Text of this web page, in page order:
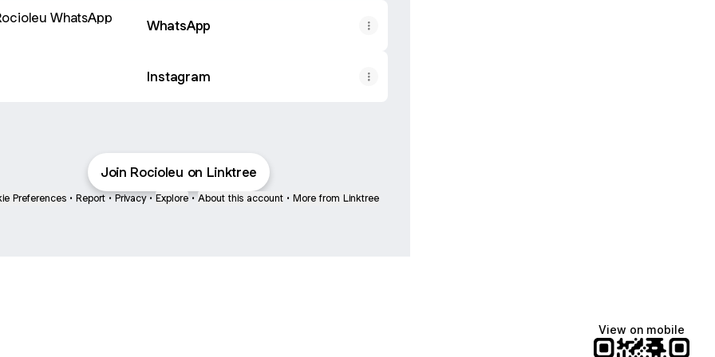
WhatsApp
Instagram
Join Rocioleu on Linktree
Preferences • Report • Privacy • Explore • About this account • More from Linktree
View on mobile